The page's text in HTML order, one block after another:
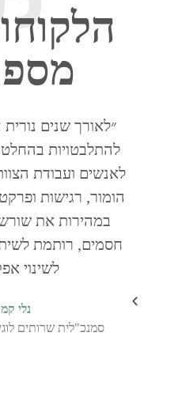
״לאורך שנים
להתלבטויות
לאנשים ועבודת
הומור, רגישות
במהירות את
חסמים, רותמת
לשינוי
נלי
סמנכ"לית שרותים